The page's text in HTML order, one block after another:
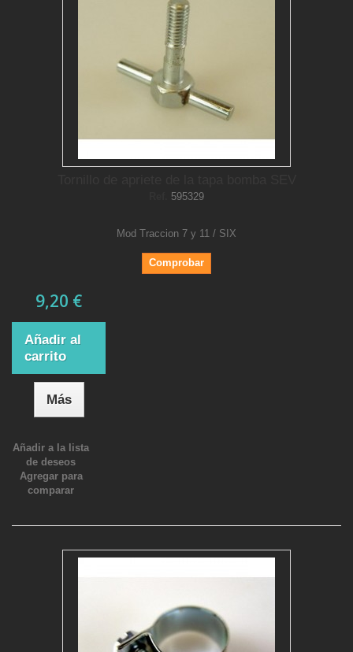
595329
Mod Traccion 7 y 11 / SIX
Comprobar
9,20 €
Añadir al
carrito
Más
Añadir a la lista
de deseos
Agregar para
comparar